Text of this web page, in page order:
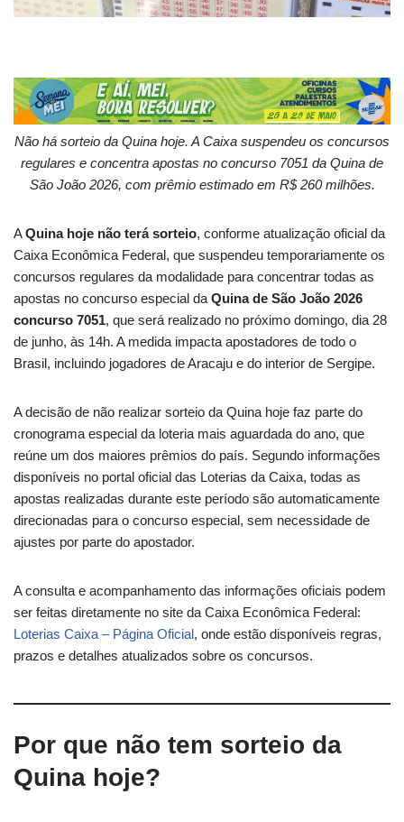
Não há sorteio da Quina hoje. A Caixa suspendeu os concursos
regulares e concentra apostas no concurso 7051 da Quina de
São João 2026, com prêmio estimado em R$ 260 milhões.
AQuina hoje não terá sorteio, conforme atualização oficial da
Caixa Econômica Federal, que suspendeu temporariamente os
concursos regulares da modalidade para concentrar todas as
apostas no concurso especial da Quina de São João 2026
concurso 7051, que será realizado no próximo domingo, dia 28
de junho, às 14h. A medida impacta apostadores de todo o
Brasil, incluindo jogadores de Aracaju e do interior de Sergipe.
A decisão de não realizar sorteio da Quina hoje faz parte do
cronograma especial da loteria mais aguardada do ano, que
reúne um dos maiores prêmios do país. Segundo informações
disponíveis no portal oficial das Loterias da Caixa, todas as
apostas realizadas durante este período são automaticamente
direcionadas para o concurso especial, sem necessidade de
ajustes por parte do apostador.
A consulta e acompanhamento das informações oficiais podem
ser feitas diretamente no site da Caixa Econômica Federal:
Loterias Caixa – Página Oficial, onde estão disponíveis regras,
prazos e detalhes atualizados sobre os concursos.
Por que não tem sorteio da
Quina hoje?